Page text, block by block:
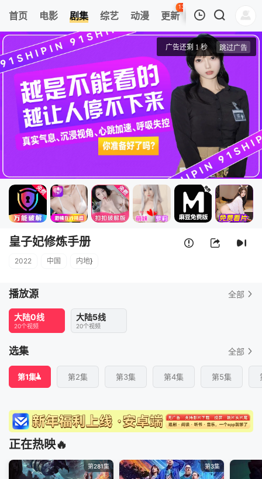
首页 电影 剧集 综艺 动漫 更新
138
热榜 APP
我的观影记录
第1集
皇子妃修炼手册
清空
皇子妃修炼手册
2022 中国 内地}
播放源 全部
大陆0线
20个视频
大陆5线
20个视频
选集 全部
第1集 第2集 第3集 第4集 第5集
正在热映🔥
第281集 第3集